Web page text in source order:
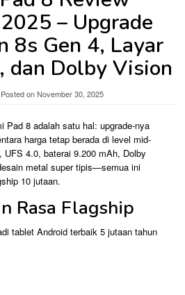
– Upgrade
8s Gen 4, Layar
dan Dolby Vision
Posted onNovember 30, 2025
Pad 8 adalah satu hal: upgrade-nya
harga tetap berada di level mid-
UFS 4.0, baterai 9.200 mAh, Dolby
metal super tipis—semua ini
10 jutaan.
Rasa Flagship
tablet Android terbaik 5 jutaan tahun